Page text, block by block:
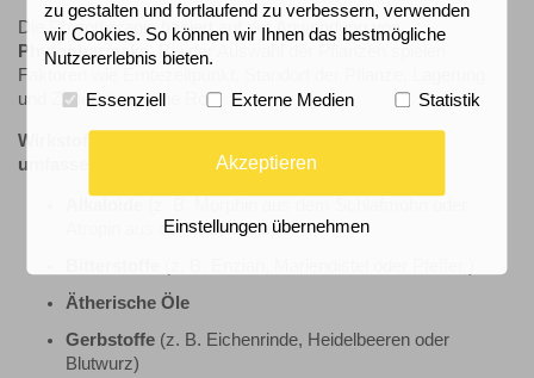
Die Phytotherapie basiert auf der Anwendung von
Phytopharmaka. Bei der Auswahl der Pflanzen spielen
Faktoren wie Erntezeitpunkt, Standort der Pflanze, Lagerung
und Zubereitung eine Rolle.
Wirkstoffe die Bestandteil der Phytopharmaka sind
umfassen u.a.
Atropin aus der Tollkirsche),
Ätherische Öle
Gerbstoffe (z. B. Eichenrinde, Heidelbeeren oder
Blutwurz)
zu gestalten und fortlaufend zu verbessern, verwenden
wir Cookies. So können wir Ihnen das bestmögliche
Nutzererlebnis bieten.
Essenziell Externe Medien Statistik
Akzeptieren
Einstellungen übernehmen